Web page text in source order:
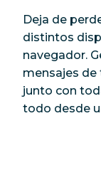
Deja de
distintos
navegador.
mensajes de
junto con
todo desde